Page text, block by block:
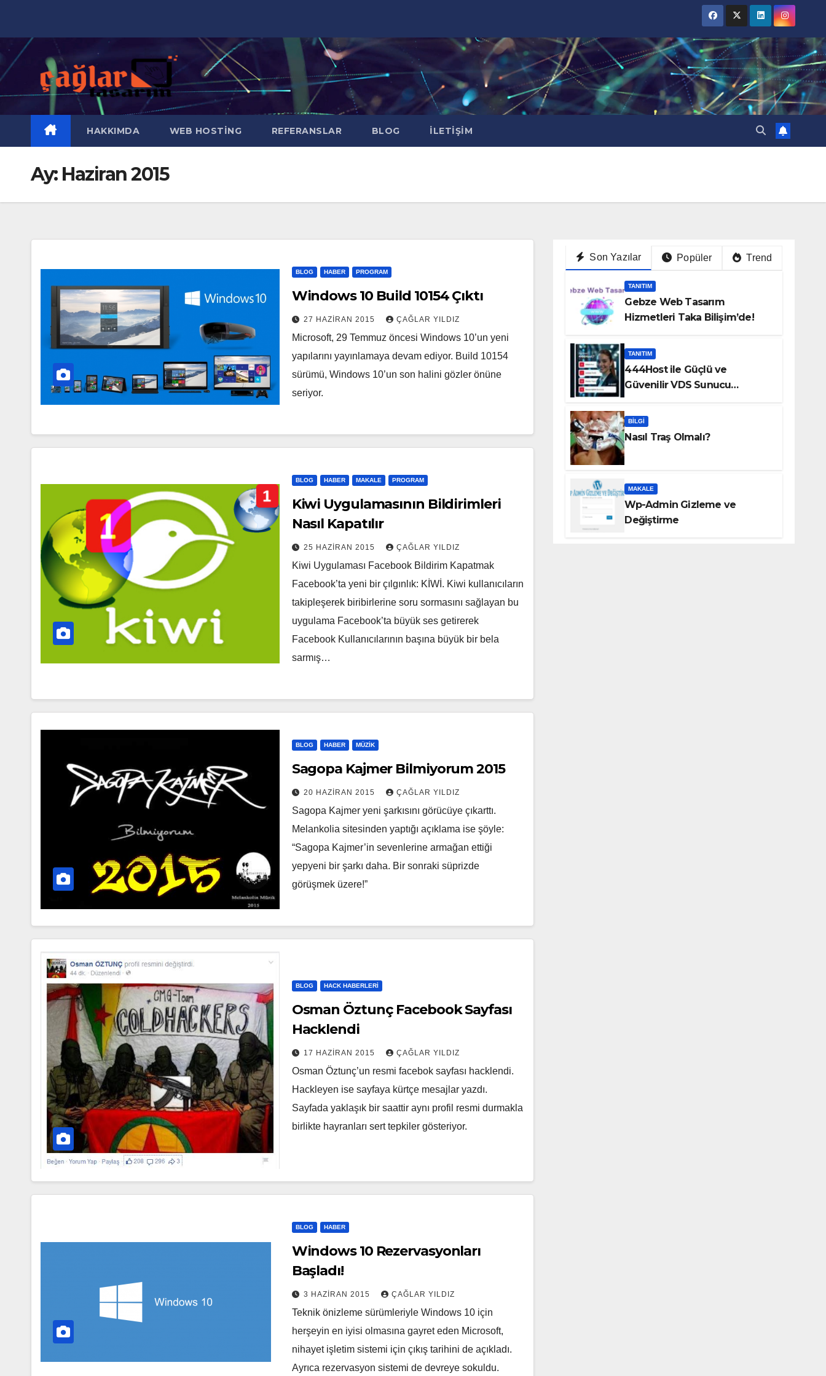
content
HAKKIMDA WEB HOSTING REFERANSLAR BLOG İLETIŞIM
Ay: Haziran 2015
BLOG HABER PROGRAM
Windows 10 Build 10154 Çıktı
27 HAZIRAN 2015 ÇAĞLAR YILDIZ
Microsoft, 29 Temmuz öncesi Windows 10’un yeni
yapılarını yayınlamaya devam ediyor. Build 10154
sürümü, Windows 10’un son halini gözler önüne
seriyor.
BLOG HABER MAKALE PROGRAM
Kiwi Uygulamasının Bildirimleri
Nasıl Kapatılır
25 HAZIRAN 2015 ÇAĞLAR YILDIZ
Kiwi Uygulaması Facebook Bildirim Kapatmak
Facebook’ta yeni bir çılgınlık: KİWİ. Kiwi kullanıcıların
takipleşerek biribirlerine soru sormasını sağlayan bu
uygulama Facebook’ta büyük ses getirerek
Facebook Kullanıcılarının başına büyük bir bela
sarmış…
BLOG HABER MÜZIK
Sagopa Kajmer Bilmiyorum 2015
20 HAZIRAN 2015 ÇAĞLAR YILDIZ
Sagopa Kajmer yeni şarkısını görücüye çıkarttı.
Melankolia sitesinden yaptığı açıklama ise şöyle:
“Sagopa Kajmer’in sevenlerine armağan ettiği
yepyeni bir şarkı daha. Bir sonraki süprizde
görüşmek üzere!”
BLOG HACK HABERLERI
Osman Öztunç Facebook Sayfası
Hacklendi
17 HAZIRAN 2015 ÇAĞLAR YILDIZ
Osman Öztunç’un resmi facebok sayfası hacklendi.
Hackleyen ise sayfaya kürtçe mesajlar yazdı.
Sayfada yaklaşık bir saattir aynı profil resmi durmakla
birlikte hayranları sert tepkiler gösteriyor.
BLOG HABER
Windows 10 Rezervasyonları
Başladı!
3 HAZIRAN 2015 ÇAĞLAR YILDIZ
Teknik önizleme sürümleriyle Windows 10 için
herşeyin en iyisi olmasına gayret eden Microsoft,
nihayet işletim sistemi için çıkış tarihini de açıkladı.
Ayrıca rezervasyon sistemi de devreye sokuldu.
Son Yazılar Popüler Trend
TANITIM
Gebze Web Tasarım
Hizmetleri Taka Bilişim’de!
TANITIM
444Host ile Güçlü ve
Güvenilir VDS Sunucu
BILGI
Nasıl Traş Olmalı?
MAKALE
Wp-Admin Gizleme ve
Değiştirme